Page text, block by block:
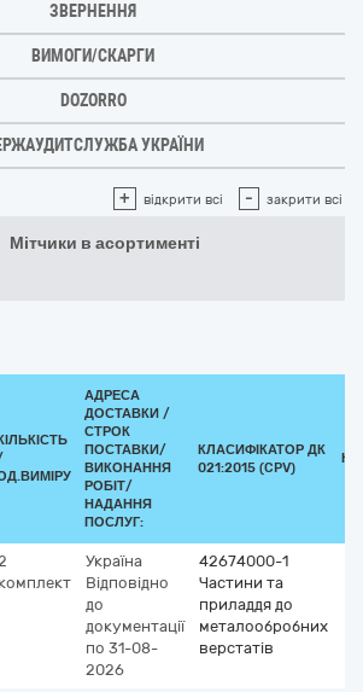
ЗВЕРНЕННЯ
ВИМОГИ/СКАРГИ
DOZORRO
УКРАЇНИ
+ відкрити всі - закрити всі
Мітчики в асортименті
АДРЕСА
ДОСТАВКИ /
СТРОК
ПОСТАВКИ/
ВИКОНАННЯ
РОБІТ/
НАДАННЯ
ПОСЛУГ:
КЛАСИФІКАТОР ДК
021:2015 (CPV)
комплект
Україна
Відповідно
до
документації
по 31-08-
2026
42674000-1
Частини та
приладдя до
металообробних
верстатів